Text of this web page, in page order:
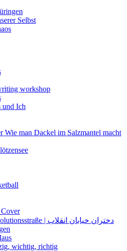
Selbst
workshop
und Ich
Wie man Dackel im Salzmantel macht
Frauen der Revolutionsstraße | دختران خیابان انقلاب
wichtig, richtig